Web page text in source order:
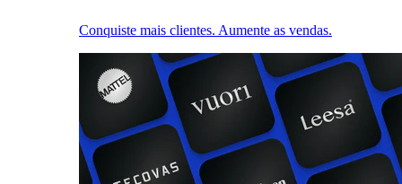
Conquiste mais clientes. Aumente as vendas.